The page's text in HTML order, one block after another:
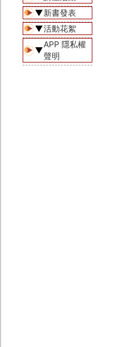
▼新書發表
▼活動花絮
▼
APP 隱私權
聲明